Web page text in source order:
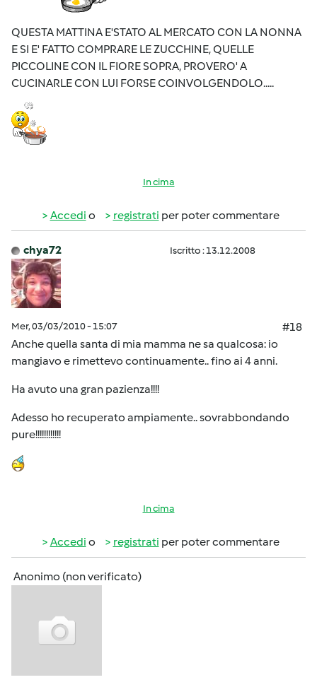
QUESTA MATTINA E'STATO AL MERCATO CON LA NONNA
E SI E' FATTO COMPRARE LE ZUCCHINE, QUELLE
PICCOLINE CON IL FIORE SOPRA, PROVERO' A
CUCINARLE CON LUI FORSE COINVOLGENDOLO.....
In cima
Accedi o registrati per poter commentare
chya72 Iscritto : 13.12.2008
Mer, 03/03/2010 - 15:07
#18
Anche quella santa di mia mamma ne sa qualcosa: io
mangiavo e rimettevo continuamente.. fino ai 4 anni.
Ha avuto una gran pazienza!!!!
Adesso ho recuperato ampiamente.. sovrabbondando
pure!!!!!!!!!!!!
In cima
Accedi o registrati per poter commentare
Anonimo (non verificato)